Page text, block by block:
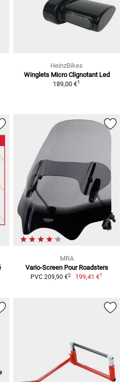
HeinzBikes
Winglets Micro Clignotant Led
189,00 €1
MRA
Vario-Screen Pour Roadsters
PVC 209,90 €2 199,41 €1